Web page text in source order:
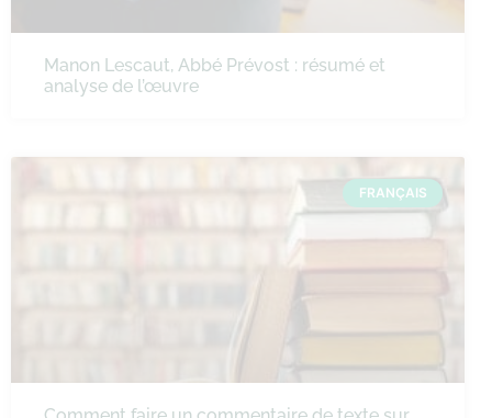
Manon Lescaut, Abbé Prévost : résumé et
analyse de l’œuvre
FRANÇAIS